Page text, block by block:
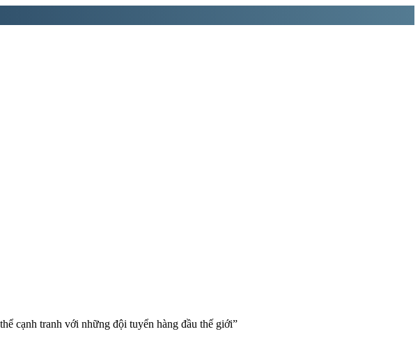
cạnh tranh với những đội tuyển hàng đầu thế giới”